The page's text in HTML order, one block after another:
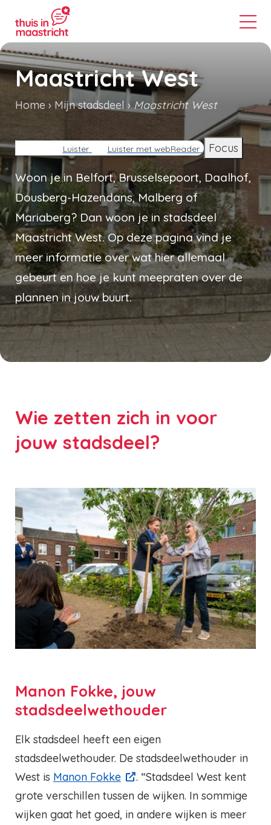
Maastricht West
Kruimelpad
Home Mijn stadsdeel Maastricht West
Luister Luister met webReader Focus
Woon je in Belfort, Brusselsepoort, Daalhof,
Dousberg-Hazendans, Malberg of
Mariaberg? Dan woon je in stadsdeel
Maastricht West. Op deze pagina vind je
meer informatie over wat hier allemaal
gebeurt en hoe je kunt meepraten over de
plannen in jouw buurt.
Wie zetten zich in voor
jouw stadsdeel?
Manon Fokke, jouw
stadsdeelwethouder
Elk stadsdeel heeft een eigen
stadsdeelwethouder. De stadsdeelwethouder in
West is Manon Fokke
. “Stadsdeel West kent
grote verschillen tussen de wijken. In sommige
wijken gaat het goed, in andere wijken is meer